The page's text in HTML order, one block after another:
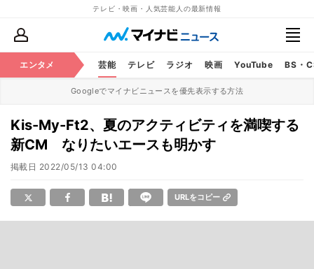
テレビ・映画・人気芸能人の最新情報
エンタメ 芸能 テレビ ラジオ 映画 YouTube BS・
Googleでマイナビニュースを優先表示する方法
Kis-My-Ft2、夏のアクティビティを満喫する
新CM なりたいエースも明かす
掲載日 2022/05/13 04:00
URLをコピー